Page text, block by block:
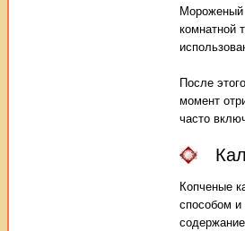
Мороженый
комнатной
После
момент
часто
Копченые
способом и